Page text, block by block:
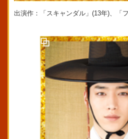
出演作：「スキャンダル」(13年)、